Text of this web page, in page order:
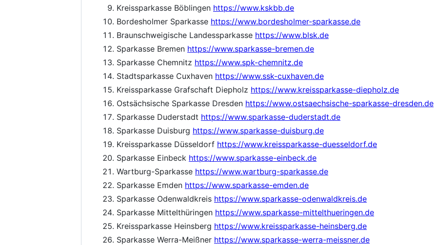
Kreissparkasse Böblingen https://www.kskbb.de
Bordesholmer Sparkasse https://www.bordesholmer-sparkasse.de
Braunschweigische Landessparkasse https://www.blsk.de
Sparkasse Bremen https://www.sparkasse-bremen.de
Sparkasse Chemnitz https://www.spk-chemnitz.de
Stadtsparkasse Cuxhaven https://www.ssk-cuxhaven.de
Kreissparkasse Grafschaft Diepholz https://www.kreissparkasse-diepholz.de
Ostsächsische Sparkasse Dresden https://www.ostsaechsische-sparkasse-dresden.de
Sparkasse Duderstadt https://www.sparkasse-duderstadt.de
Sparkasse Duisburg https://www.sparkasse-duisburg.de
Kreissparkasse Düsseldorf https://www.kreissparkasse-duesseldorf.de
Sparkasse Einbeck https://www.sparkasse-einbeck.de
Wartburg-Sparkasse https://www.wartburg-sparkasse.de
Sparkasse Emden https://www.sparkasse-emden.de
Sparkasse Odenwaldkreis https://www.sparkasse-odenwaldkreis.de
Sparkasse Mittelthüringen https://www.sparkasse-mittelthueringen.de
Kreissparkasse Heinsberg https://www.kreissparkasse-heinsberg.de
Sparkasse Werra-Meißner https://www.sparkasse-werra-meissner.de